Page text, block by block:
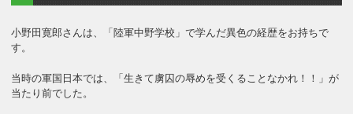
小野田寛郎さんは、「陸軍中野学校」で学んだ異色の経歴をお持ちで
す。
当時の軍国日本では、「生きて虜囚の辱めを受くることなかれ！！」が
当たり前でした。